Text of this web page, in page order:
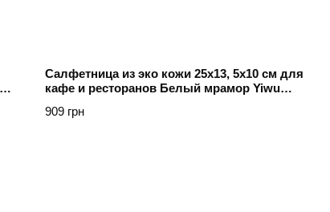
Салфетница из эко кожи 25х13, 5х10 см для
кафе и ресторанов Белый мрамор Yiwu
909 грн